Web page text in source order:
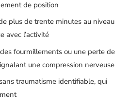
de position
plus de trente minutes au niveau
avec l’activité
fourmillements ou une perte de
une compression nerveuse
traumatisme identifiable, qui